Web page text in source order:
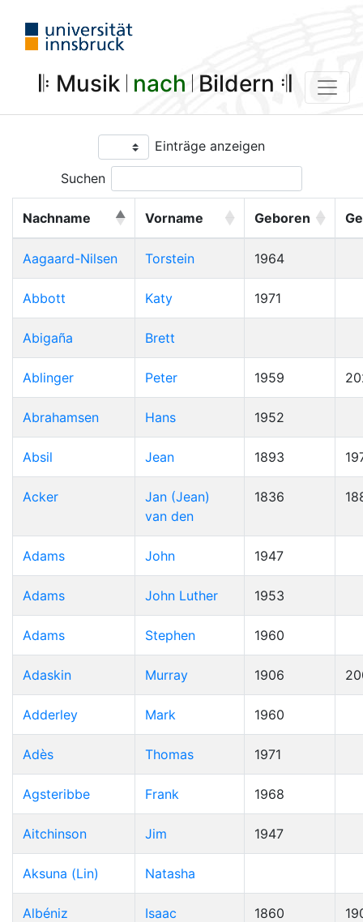
𝄆 Musik 𝄀 nach 𝄀 Bildern 𝄇
Einträge anzeigen
Suchen
Nachname Vorname Geboren
Aagaard-Nilsen Torstein 1964
Abbott Katy 1971
Abigaña Brett
Ablinger Peter 1959
Abrahamsen Hans 1952
Absil Jean 1893
Acker
Jan (Jean)
van den
1836
Adams John 1947
Adams John Luther 1953
Adams Stephen 1960
Adaskin Murray 1906
Adderley Mark 1960
Adès Thomas 1971
Agsteribbe Frank 1968
Aitchinson Jim 1947
Aksuna (Lin) Natasha
Albéniz Isaac 1860